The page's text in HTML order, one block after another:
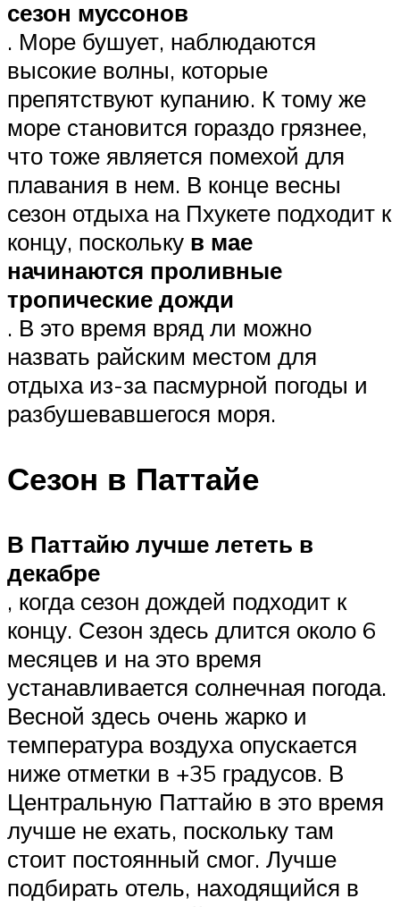
сезон муссонов
. Море бушует, наблюдаются
высокие волны, которые
препятствуют купанию. К тому же
море становится гораздо грязнее,
что тоже является помехой для
плавания в нем. В конце весны
сезон отдыха на Пхукете подходит к
концу, поскольку в мае
начинаются проливные
тропические дожди
. В это время вряд ли можно
назвать райским местом для
отдыха из-за пасмурной погоды и
разбушевавшегося моря.
Сезон в Паттайе
В Паттайю лучше лететь в
декабре
, когда сезон дождей подходит к
концу. Сезон здесь длится около 6
месяцев и на это время
устанавливается солнечная погода.
Весной здесь очень жарко и
температура воздуха опускается
ниже отметки в +35 градусов. В
Центральную Паттайю в это время
лучше не ехать, поскольку там
стоит постоянный смог. Лучше
подбирать отель, находящийся в